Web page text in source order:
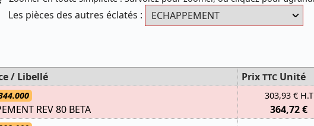
Les pièces des autres éclatés :
/ Libellé Prix TTC Unité
REV 80 BETA
303,93 € H.T
364,72 €